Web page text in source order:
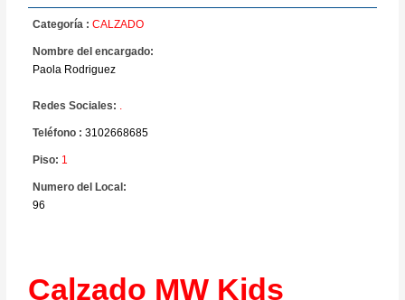
Categoría : CALZADO
Nombre del encargado:
Paola Rodriguez
Redes Sociales: .
Teléfono : 3102668685
Piso: 1
Numero del Local:
96
Calzado MW Kids